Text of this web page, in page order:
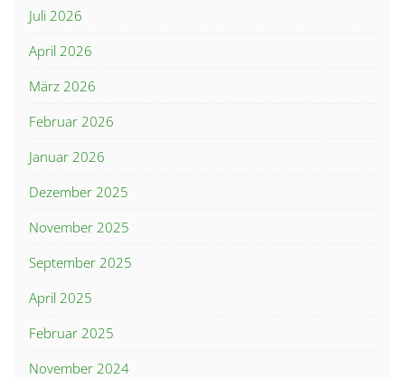
Juli 2026
April 2026
März 2026
Februar 2026
Januar 2026
Dezember 2025
November 2025
September 2025
April 2025
Februar 2025
November 2024